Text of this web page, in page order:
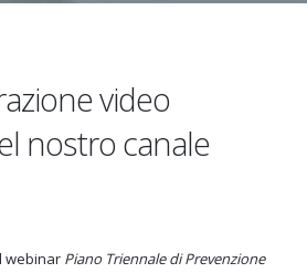
video
nostro canale
webinar Piano Triennale di Prevenzione